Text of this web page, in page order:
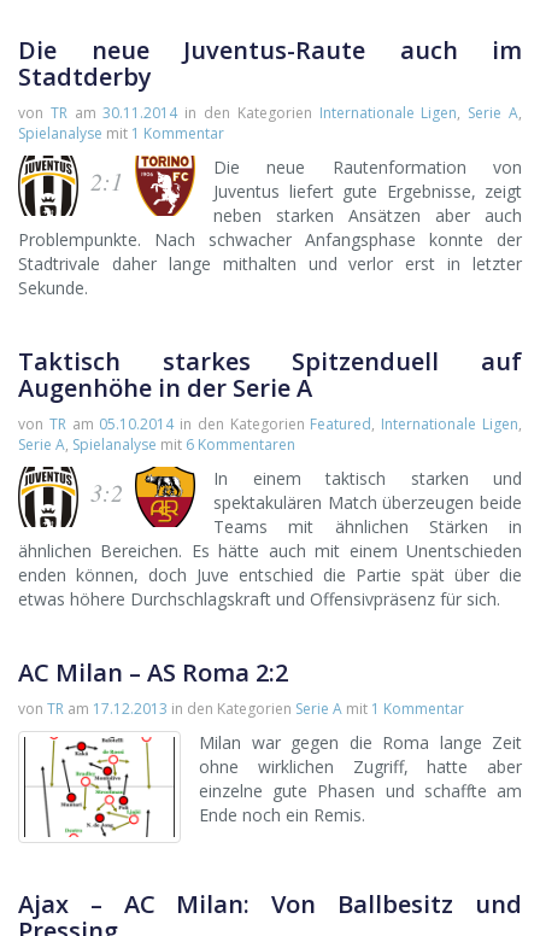
Die neue Juventus-Raute auch im
Stadtderby
von TRam30.11.2014in den Kategorien Internationale Ligen, Serie A,
Spielanalyse mit 1 Kommentar
2:1
Die neue Rautenformation von
Juventus liefert gute Ergebnisse, zeigt
neben starken Ansätzen aber auch
Problempunkte. Nach schwacher Anfangsphase konnte der
Stadtrivale daher lange mithalten und verlor erst in letzter
Sekunde.
Taktisch starkes Spitzenduell auf
Augenhöhe in der Serie A
von TRam 05.10.2014in den Kategorien Featured, Internationale Ligen,
Serie A, Spielanalyse mit 6 Kommentaren
3:2
In einem taktisch starken und
spektakulären Match überzeugen beide
Teams mit ähnlichen Stärken in
ähnlichen Bereichen. Es hätte auch mit einem Unentschieden
enden können, doch Juve entschied die Partie spät über die
etwas höhere Durchschlagskraft und Offensivpräsenz für sich.
AC Milan – AS Roma 2:2
von TR am 17.12.2013 in den Kategorien Serie A mit 1 Kommentar
Milan war gegen die Roma lange Zeit
ohne wirklichen Zugriff, hatte aber
einzelne gute Phasen und schaffte am
Ende noch ein Remis.
Ajax – AC Milan: Von Ballbesitz und